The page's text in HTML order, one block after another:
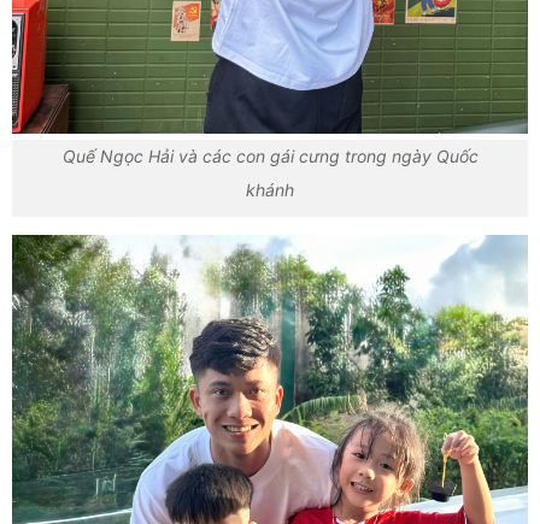
Quế Ngọc Hải và các con gái cưng trong ngày Quốc
khánh